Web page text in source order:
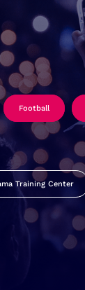
Football
Training Center